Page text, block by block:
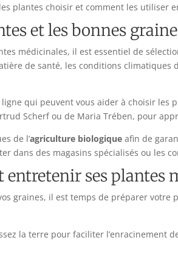
plantes choisir et comment les utiliser
et les bonnes
médicinales, il est essentiel de
de santé, les conditions
qui peuvent vous aider à choisir les
Scherf ou de Maria Trében, pour
de l’agriculture biologiqueafin de
dans des magasins spécialisés ou les
entretenir ses plantes
graines, il est temps de préparer
la terre pour faciliter l’enracinement